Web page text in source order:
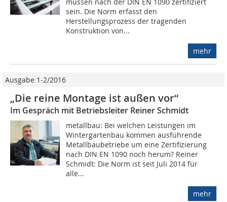
sein. Die Norm erfasst den
Herstellungsprozess der tragenden
Konstruktion von...
mehr
Ausgabe 1-2/2016
„Die reine Montage ist außen vor“
Im Gespräch mit Betriebsleiter Reiner Schmidt
metallbau: Bei welchen Leistungen im
Wintergartenbau kommen ausführende
Metallbaubetriebe um eine Zertifizierung
nach DIN EN 1090 noch herum? Reiner
Schmidt: Die Norm ist seit Juli 2014 für
alle...
mehr